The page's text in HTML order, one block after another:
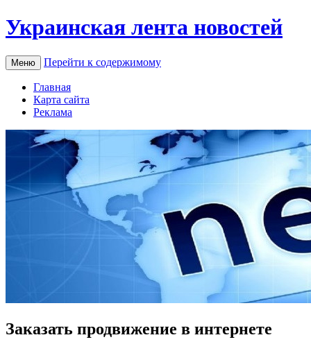
Украинская лента новостей
Меню Перейти к содержимому
Главная
Карта сайта
Реклама
Заказать продвижение в интернете